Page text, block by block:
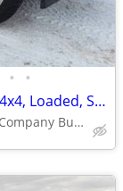
• •
2017 Ford F150 Lariat, 2.7L ECOBOOST, 4x4, Loaded, Sport & Tow Package
Dependable Auto Sales A Company Built for Alaska